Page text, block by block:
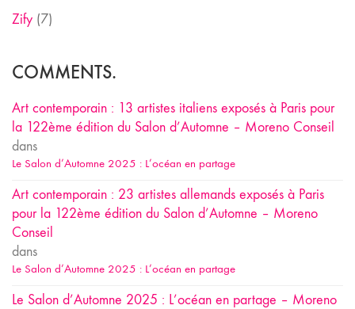
Zify (7)
COMMENTS.
Art contemporain : 13 artistes italiens exposés à Paris pour
la 122ème édition du Salon d’Automne – Moreno Conseil
dans
Le Salon d’Automne 2025 : L’océan en partage
Art contemporain : 23 artistes allemands exposés à Paris
pour la 122ème édition du Salon d’Automne – Moreno
Conseil
dans
Le Salon d’Automne 2025 : L’océan en partage
Le Salon d’Automne 2025 : L’océan en partage – Moreno